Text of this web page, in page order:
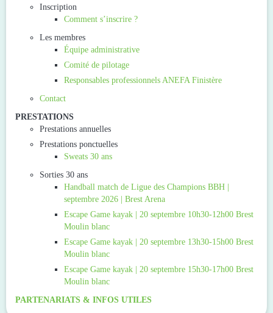
Inscription
Comment s’inscrire ?
Les membres
Équipe administrative
Comité de pilotage
Responsables professionnels ANEFA Finistère
Contact
PRESTATIONS
Prestations annuelles
Prestations ponctuelles
Sweats 30 ans
Sorties 30 ans
Handball match de Ligue des Champions BBH |
septembre 2026 | Brest Arena
Escape Game kayak | 20 septembre 10h30-12h00 Brest
Moulin blanc
Escape Game kayak | 20 septembre 13h30-15h00 Brest
Moulin blanc
Escape Game kayak | 20 septembre 15h30-17h00 Brest
Moulin blanc
PARTENARIATS & INFOS UTILES